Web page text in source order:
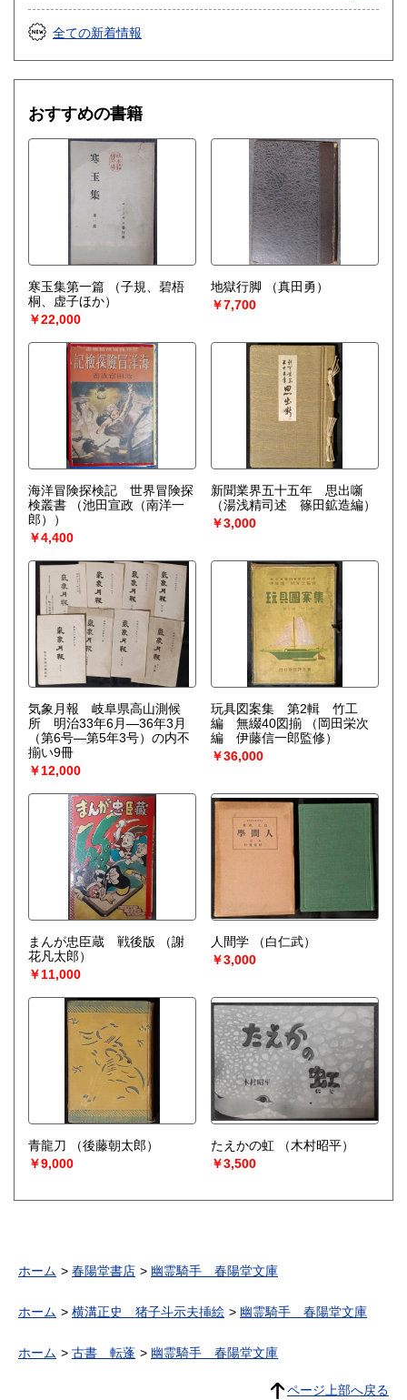
全ての新着情報
おすすめの書籍
寒玉集第一篇
（子規、碧梧
桐、虚子ほか）
￥22,000
地獄行脚
（真田勇）
￥7,700
海洋冒険探検記 世界冒険探
検叢書
（池田宣政（南洋一
郎））
￥4,400
新聞業界五十五年 思出噺
（湯浅精司述 篠田鉱造編）
￥3,000
気象月報 岐阜県高山測候
所 明治33年6月―36年3月
（第6号―第5年3号）の内不
揃い9冊
￥12,000
玩具図案集 第2輯 竹工
編 無綴40図揃
（岡田栄次
編 伊藤信一郎監修）
￥36,000
まんが忠臣蔵 戦後版
（謝
花凡太郎）
￥11,000
人間学
（白仁武）
￥3,000
青龍刀
（後藤朝太郎）
￥9,000
たえかの虹
（木村昭平）
￥3,500
ホーム 春陽堂書店 幽霊騎手 春陽堂文庫
ホーム 横溝正史 猪子斗示夫挿絵 幽霊騎手 春陽堂文庫
ホーム 古書 転蓬 幽霊騎手 春陽堂文庫
ページ上部へ戻る